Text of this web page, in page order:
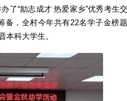
“励志成才 热爱家乡”优秀考生交
备，全村今年共有22名学子金榜题
本科大学生。